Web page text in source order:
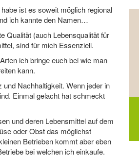
ist es soweit möglich regional
ich kannte den Namen…
Qualität (auch Lebensqualität für
sind für mich Essenziell.
ich bringe euch bei wie man
kann.
Nachhaltigkeit. Wenn jeder in
Einmal gelacht hat schmeckt
und deren Lebensmittel auf dem
oder Obst das möglichst
Betrieben kommt aber eben
bei welchen ich einkaufe.